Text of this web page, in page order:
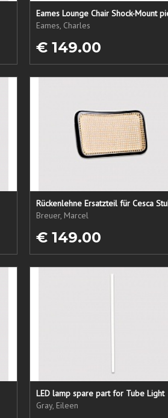
Eames Lounge Chair Shock-Mount
Eames, Charles
€ 149.00
Rückenlehne Ersatzteil für Cesca
Breuer, Marcel
€ 149.00
LED lamp spare part for Tube Light
Gray, Eileen